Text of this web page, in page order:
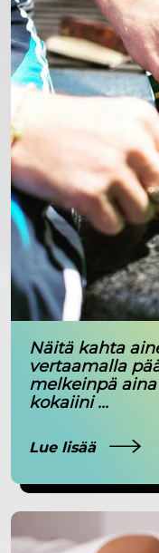
Näitä kahta
vertaamalla
melkeinpä
kokaiini ...
Lue lisää